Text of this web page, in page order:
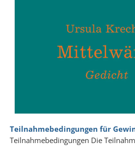
Teilnahmebedingungen für
Teilnahmebedingungen Die